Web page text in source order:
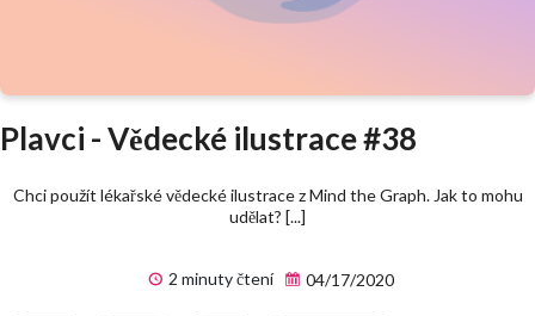
Plavci - Vědecké ilustrace #38
Chci použít lékařské vědecké ilustrace z Mind the Graph. Jak to mohu
udělat? [...]
2 minuty čtení 04/17/2020